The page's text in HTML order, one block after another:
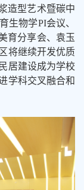
造型艺术暨碳中
生物学PI会议、
育分享会、 袁玉
将继续开发优质
居建设成为学校
学科交叉融合和